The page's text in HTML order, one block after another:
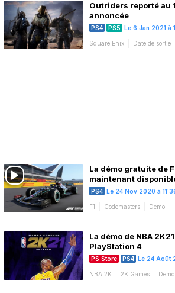
Outriders reporté au
annoncée
PS4 PS5 Le 6 Jan 2021 à
Square Enix Date de sortie
La démo gratuite de
maintenant
PS4 Le 24 Nov 2020 à
F1 Codemasters Demo
La démo de NBA
PlayStation 4
PS Store PS4 Le 24 Août
NBA 2K 2K Games Demo